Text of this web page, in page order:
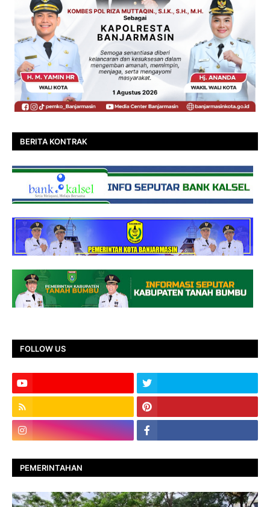
BERITA KONTRAK
FOLLOW US
PEMERINTAHAN